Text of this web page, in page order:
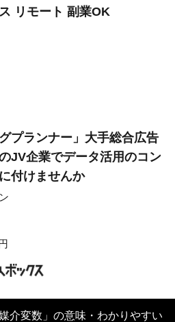
リモート 副業OK
プランナー」大手総合広告
JV企業でデータ活用のコン
付けませんか
介変数」の意味・わかりやすい